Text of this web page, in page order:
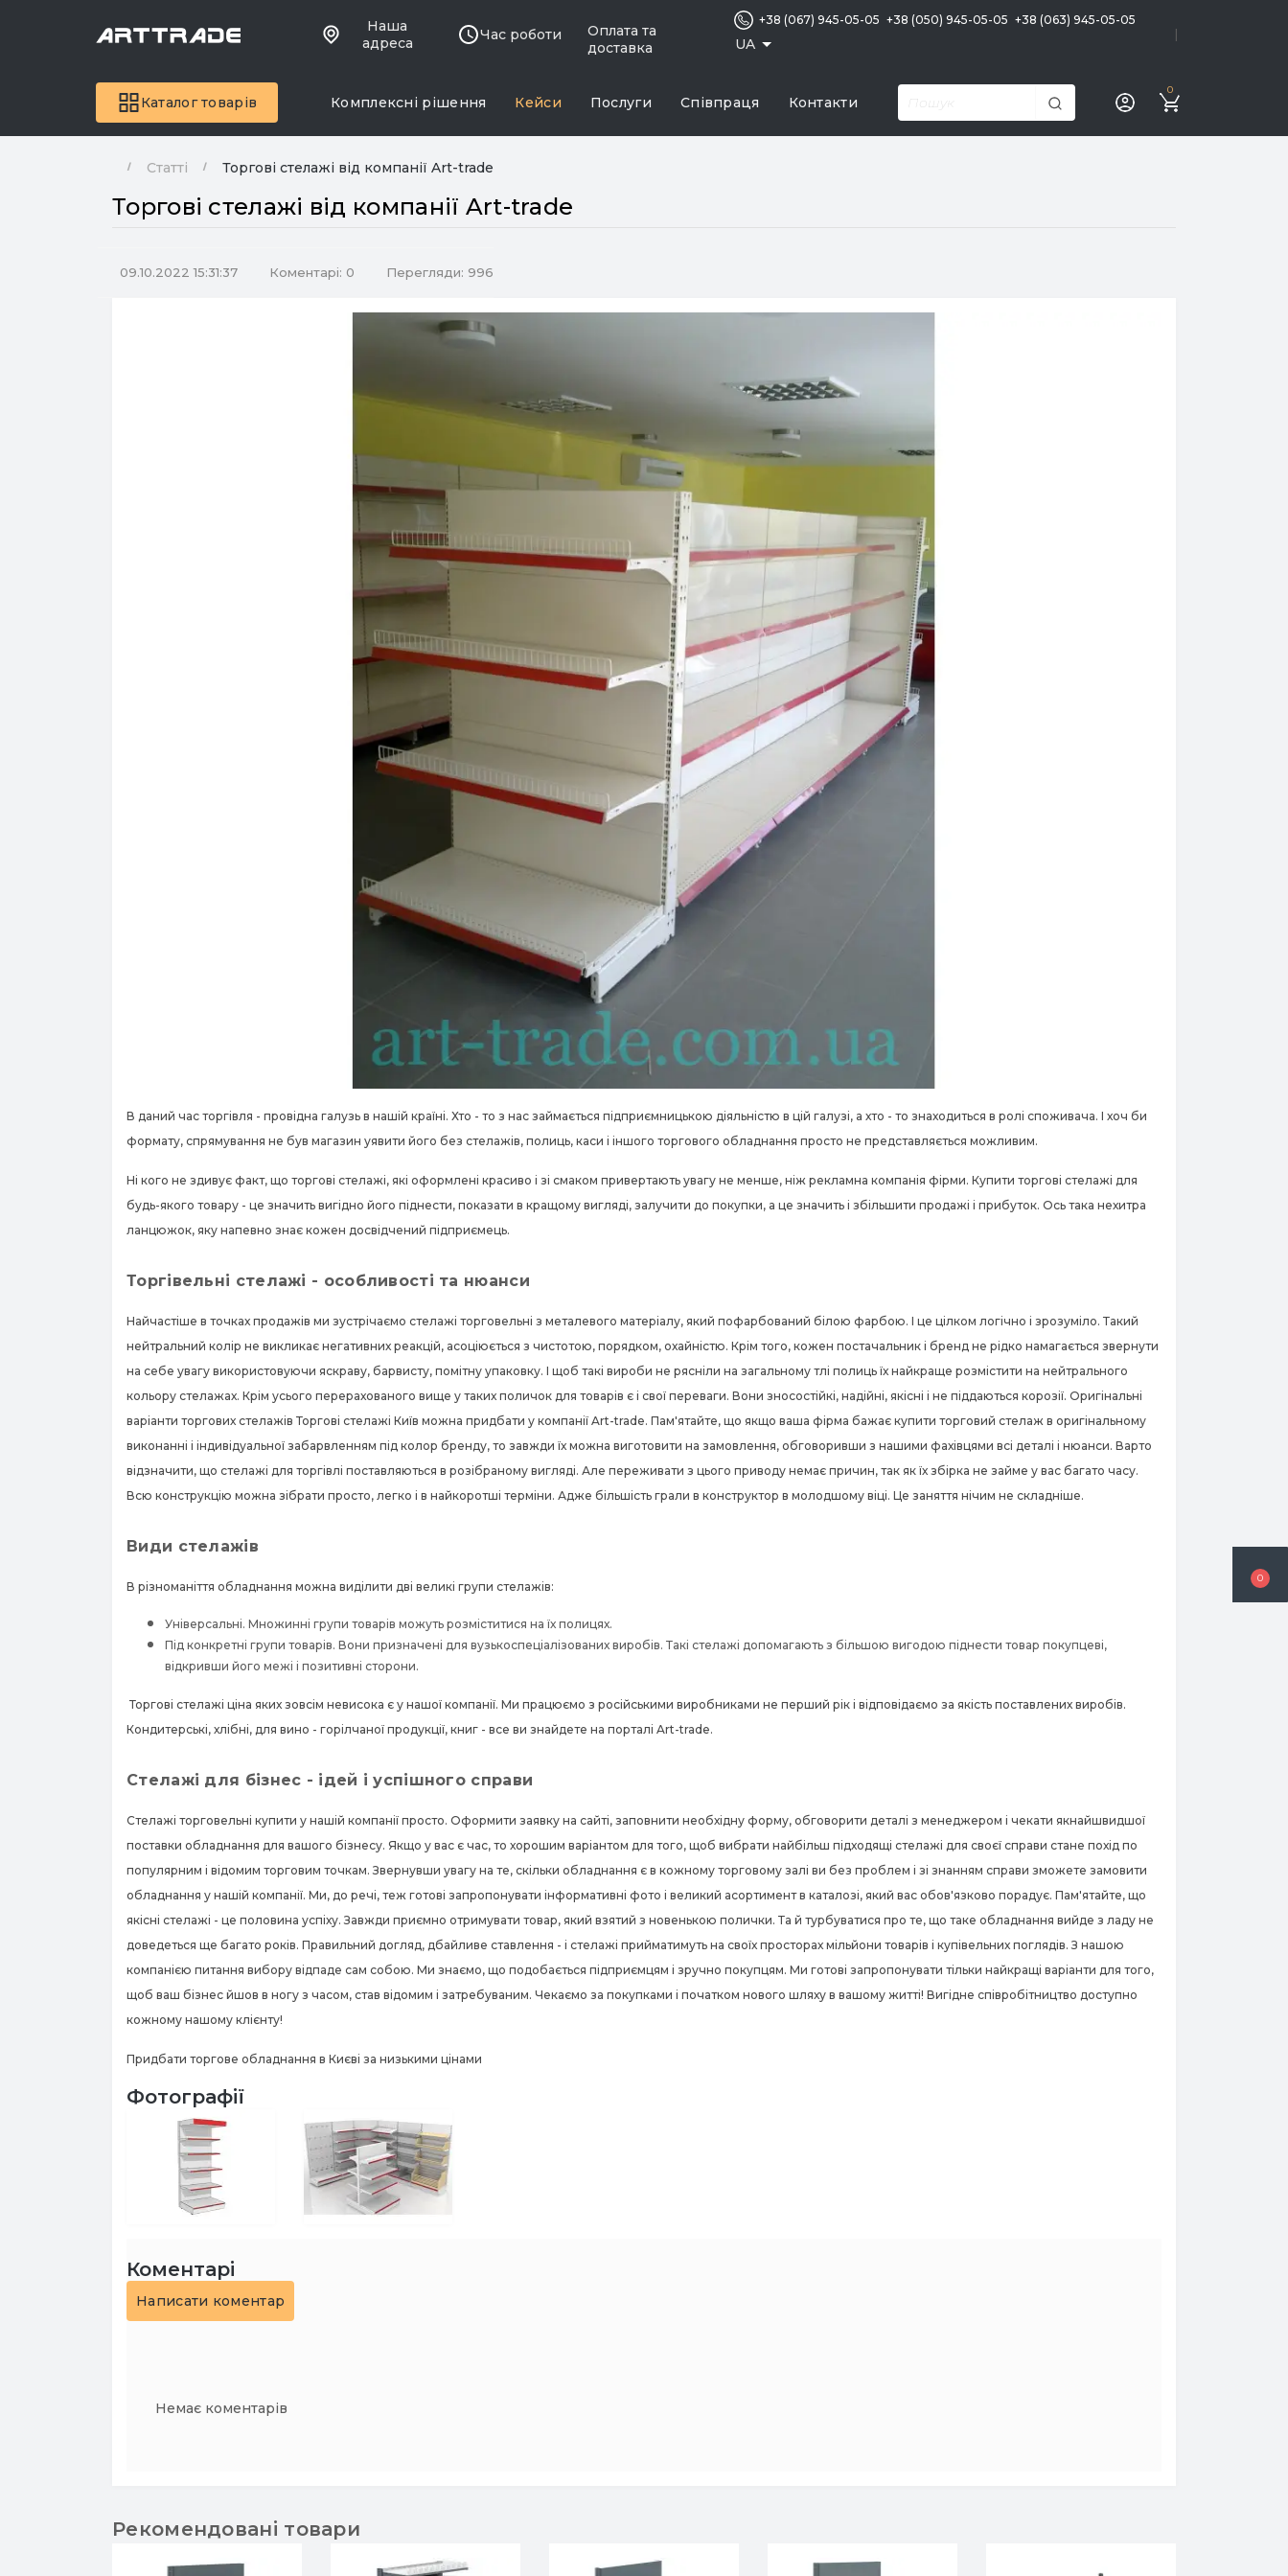
0
Наша
адреса
Час роботи
Оплата та
доставка
UA
+38 (067) 945-05-05 +38 (050) 945-05-05 +38 (063) 945-05-05
Каталог товарів Комплексні рішення Кейси Послуги Співпраця Контакти
0
Статті Торгові стелажі від компанії Art-trade
Торгові стелажі від компанії Art-trade
09.10.2022 15:31:37 Коментарі: 0 Перегляди: 996
В даний час торгівля - провідна галузь в нашій країні. Хто - то з нас займається підприємницькою діяльністю в цій галузі, а хто - то знаходиться в ролі споживача. І хоч би
формату, спрямування не був магазин уявити його без стелажів, полиць, каси і іншого торгового обладнання просто не представляється можливим.
Ні кого не здивує факт, що торгові стелажі, які оформлені красиво і зі смаком привертають увагу не менше, ніж рекламна компанія фірми. Купити торгові стелажі для
будь-якого товару - це значить вигідно його піднести, показати в кращому вигляді, залучити до покупки, а це значить і збільшити продажі і прибуток. Ось така нехитра
ланцюжок, яку напевно знає кожен досвідчений підприємець.
Торгівельні стелажі - особливості та нюанси
Найчастіше в точках продажів ми зустрічаємо стелажі торговельні з металевого матеріалу, який пофарбований білою фарбою. І це цілком логічно і зрозуміло. Такий
нейтральний колір не викликає негативних реакцій, асоціюється з чистотою, порядком, охайністю. Крім того, кожен постачальник і бренд не рідко намагається звернути
на себе увагу використовуючи яскраву, барвисту, помітну упаковку. І щоб такі вироби не рясніли на загальному тлі полиць їх найкраще розмістити на нейтрального
кольору стелажах. Крім усього перерахованого вище у таких поличок для товарів є і свої переваги. Вони зносостійкі, надійні, якісні і не піддаються корозії. Оригінальні
варіанти торгових стелажів Торгові стелажі Київ можна придбати у компанії Art-trade. Пам'ятайте, що якщо ваша фірма бажає купити торговий стелаж в оригінальному
виконанні і індивідуальної забарвленням під колор бренду, то завжди їх можна виготовити на замовлення, обговоривши з нашими фахівцями всі деталі і нюанси. Варто
відзначити, що стелажі для торгівлі поставляються в розібраному вигляді. Але переживати з цього приводу немає причин, так як їх збірка не займе у вас багато часу.
Всю конструкцію можна зібрати просто, легко і в найкоротші терміни. Адже більшість грали в конструктор в молодшому віці. Це заняття нічим не складніше.
Види стелажів
В різноманіття обладнання можна виділити дві великі групи стелажів:
Універсальні. Множинні групи товарів можуть розміститися на їх полицях.
Під конкретні групи товарів. Вони призначені для вузькоспеціалізованих виробів. Такі стелажі допомагають з більшою вигодою піднести товар покупцеві,
відкривши його межі і позитивні сторони.
Торгові стелажі ціна яких зовсім невисока є у нашої компанії. Ми працюємо з російськими виробниками не перший рік і відповідаємо за якість поставлених виробів.
Кондитерські, хлібні, для вино - горілчаної продукції, книг - все ви знайдете на порталі Art-trade.
Стелажі для бізнес - ідей і успішного справи
Стелажі торговельні купити у нашій компанії просто. Оформити заявку на сайті, заповнити необхідну форму, обговорити деталі з менеджером і чекати якнайшвидшої
поставки обладнання для вашого бізнесу. Якщо у вас є час, то хорошим варіантом для того, щоб вибрати найбільш підходящі стелажі для своєї справи стане похід по
популярним і відомим торговим точкам. Звернувши увагу на те, скільки обладнання є в кожному торговому залі ви без проблем і зі знанням справи зможете замовити
обладнання у нашій компанії. Ми, до речі, теж готові запропонувати інформативні фото і великий асортимент в каталозі, який вас обов'язково порадує. Пам'ятайте, що
якісні стелажі - це половина успіху. Завжди приємно отримувати товар, який взятий з новенькою полички. Та й турбуватися про те, що таке обладнання вийде з ладу не
доведеться ще багато років. Правильний догляд, дбайливе ставлення - і стелажі прийматимуть на своїх просторах мільйони товарів і купівельних поглядів. З нашою
компанією питання вибору відпаде сам собою. Ми знаємо, що подобається підприємцям і зручно покупцям. Ми готові запропонувати тільки найкращі варіанти для того,
щоб ваш бізнес йшов в ногу з часом, став відомим і затребуваним. Чекаємо за покупками і початком нового шляху в вашому житті! Вигідне співробітництво доступно
кожному нашому клієнту!
Придбати торгове обладнання в Києві за низькими цінами
Фотографії
Коментарі
Написати коментар
Немає коментарів
Рекомендовані товари